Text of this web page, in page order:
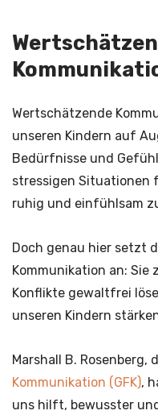
Wertschätzende
unseren Kindern auf
Bedürfnisse und
stressigen Situationen
ruhig und einfühlsam
Doch genau hier setzt
Kommunikation an: Sie
Konflikte gewaltfrei
unseren Kindern
Marshall B. Rosenberg,
Kommunikation (GFK),
uns hilft, bewusster